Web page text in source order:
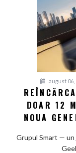
august 06,
DOAR 12
NOUA
Grupul Smart —